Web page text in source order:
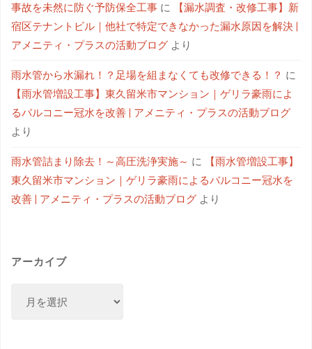
事故を未然に防ぐ予防保全工事 に
【漏水調査・改修工事】新
宿区テナントビル｜他社で特定できなかった漏水原因を解決 |
アメニティ・プラスの活動ブログ より
雨水管から水漏れ！？足場を組まなくても改修できる！？ に
【雨水管増設工事】東久留米市マンション｜ゲリラ豪雨によ
るバルコニー冠水を改善 | アメニティ・プラスの活動ブログ
より
雨水管詰まり除去！～高圧洗浄実施～ に
【雨水管増設工事】
東久留米市マンション｜ゲリラ豪雨によるバルコニー冠水を
改善 | アメニティ・プラスの活動ブログ より
アーカイブ